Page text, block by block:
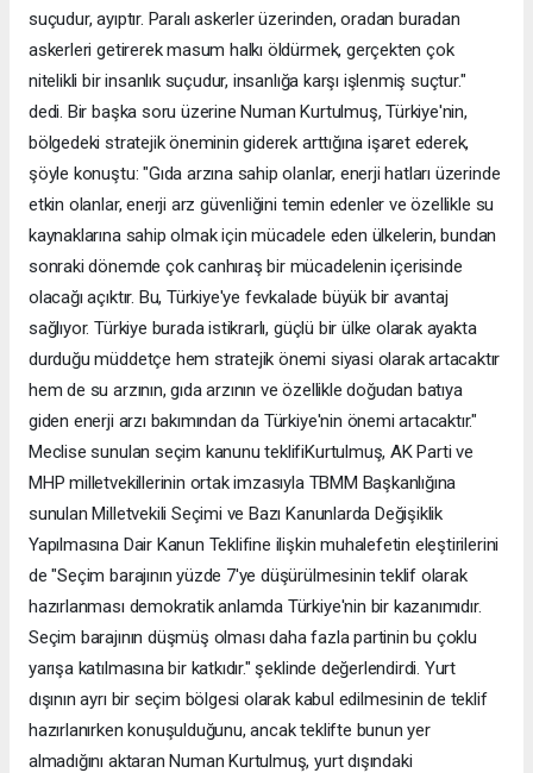
suçudur, ayıptır. Paralı askerler üzerinden, oradan buradan
askerleri getirerek masum halkı öldürmek, gerçekten çok
nitelikli bir insanlık suçudur, insanlığa karşı işlenmiş suçtur."
dedi. Bir başka soru üzerine Numan Kurtulmuş, Türkiye'nin,
bölgedeki stratejik öneminin giderek arttığına işaret ederek,
şöyle konuştu: "Gıda arzına sahip olanlar, enerji hatları üzerinde
etkin olanlar, enerji arz güvenliğini temin edenler ve özellikle su
kaynaklarına sahip olmak için mücadele eden ülkelerin, bundan
sonraki dönemde çok canhıraş bir mücadelenin içerisinde
olacağı açıktır. Bu, Türkiye'ye fevkalade büyük bir avantaj
sağlıyor. Türkiye burada istikrarlı, güçlü bir ülke olarak ayakta
durduğu müddetçe hem stratejik önemi siyasi olarak artacaktır
hem de su arzının, gıda arzının ve özellikle doğudan batıya
giden enerji arzı bakımından da Türkiye'nin önemi artacaktır."
Meclise sunulan seçim kanunu teklifiKurtulmuş, AK Parti ve
MHP milletvekillerinin ortak imzasıyla TBMM Başkanlığına
sunulan Milletvekili Seçimi ve Bazı Kanunlarda Değişiklik
Yapılmasına Dair Kanun Teklifine ilişkin muhalefetin eleştirilerini
de "Seçim barajının yüzde 7'ye düşürülmesinin teklif olarak
hazırlanması demokratik anlamda Türkiye'nin bir kazanımıdır.
Seçim barajının düşmüş olması daha fazla partinin bu çoklu
yarışa katılmasına bir katkıdır." şeklinde değerlendirdi. Yurt
dışının ayrı bir seçim bölgesi olarak kabul edilmesinin de teklif
hazırlanırken konuşulduğunu, ancak teklifte bunun yer
almadığını aktaran Numan Kurtulmuş, yurt dışındaki